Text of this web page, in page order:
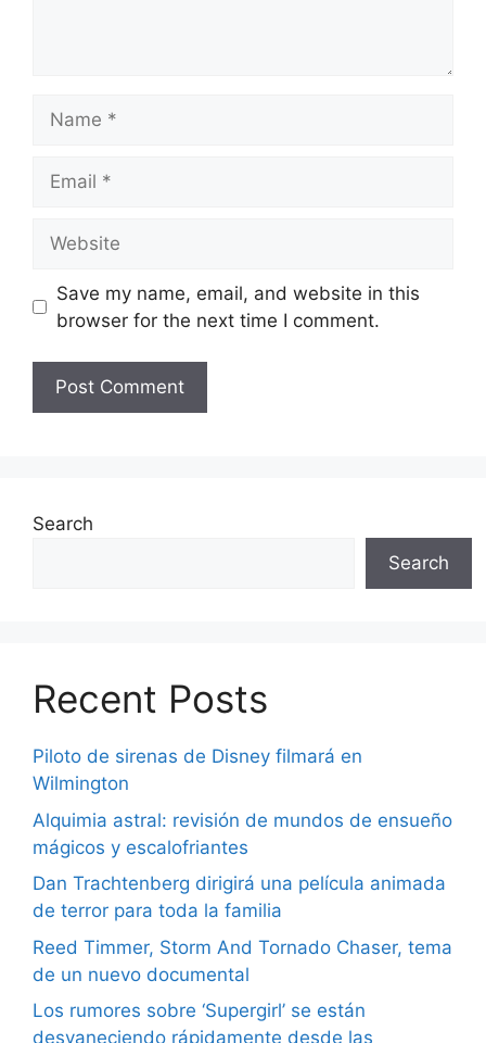
Save my name, email, and website in this
browser for the next time I comment.
Search
Search
Recent Posts
Piloto de sirenas de Disney filmará en
Wilmington
Alquimia astral: revisión de mundos de ensueño
mágicos y escalofriantes
Dan Trachtenberg dirigirá una película animada
de terror para toda la familia
Reed Timmer, Storm And Tornado Chaser, tema
de un nuevo documental
Los rumores sobre ‘Supergirl’ se están
desvaneciendo rápidamente desde las